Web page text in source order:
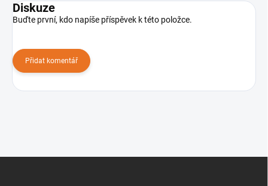
Diskuze
Buďte první, kdo napíše příspěvek k této položce.
Přidat komentář